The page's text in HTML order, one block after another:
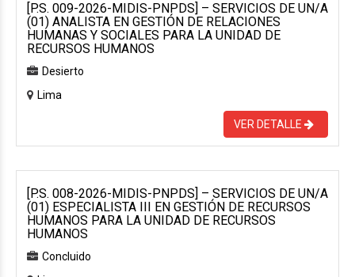
[P.S. 009-2026-MIDIS-PNPDS] – SERVICIOS DE UN/A
(01) ANALISTA EN GESTIÓN DE RELACIONES
HUMANAS Y SOCIALES PARA LA UNIDAD DE
RECURSOS HUMANOS
Desierto
Lima
VER DETALLE
[P.S. 008-2026-MIDIS-PNPDS] – SERVICIOS DE UN/A
(01) ESPECIALISTA III EN GESTIÓN DE RECURSOS
HUMANOS PARA LA UNIDAD DE RECURSOS
HUMANOS
Concluido